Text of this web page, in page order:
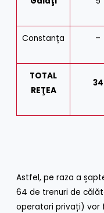
Constanţa –
TOTAL
REŢEA
34
Astfel, pe raza a
64 de trenuri de
operatori privați) vor